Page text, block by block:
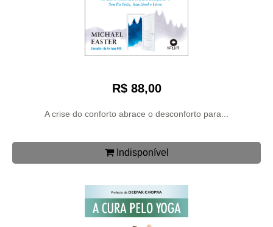
R$ 88,00
A crise do conforto abrace o desconforto para...
Indisponível